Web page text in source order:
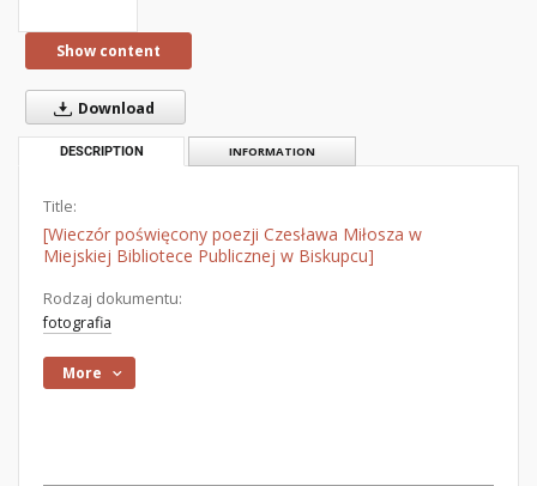
Show content
Download
DESCRIPTION INFORMATION
Title:
[Wieczór poświęcony poezji Czesława Miłosza w
Miejskiej Bibliotece Publicznej w Biskupcu]
Rodzaj dokumentu:
fotografia
More